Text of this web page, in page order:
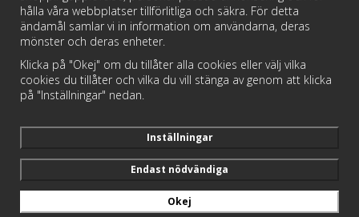
Vi hjälper dig hitta rätt reservdel!
https://badochtoaspecialisten.se/return/
hålla våra webbplatser tillförlitliga och säkra. För detta
ändamål samlar vi in information om användarna, deras
mönster och deras enheter.
Klicka på "Okej" om du tillåter alla cookies eller välj vilka
cookies du tillåter och vilka du vill stänga av genom att klicka
på "Inställningar" nedan.
Inställningar
Endast nödvändiga
Okej